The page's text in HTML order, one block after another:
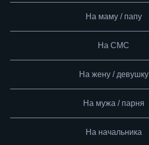
На маму / папу
На СМС
На жену / девушку
На мужа / парня
На начальника